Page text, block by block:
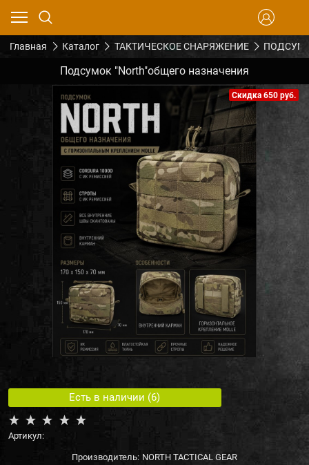
Главная Каталог ТАКТИЧЕСКОЕ СНАРЯЖЕНИЕ
Подсумок "North"общего назначения
Скидка 650 руб.
Есть в наличии (6)
Артикул:
Производитель: NORTH TACTICAL GEAR